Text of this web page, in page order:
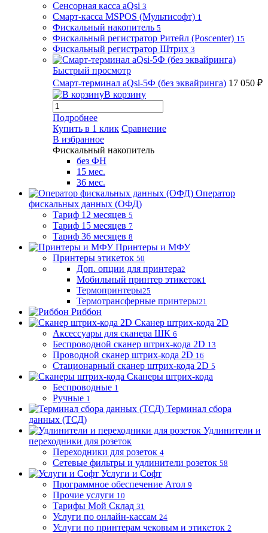
Сенсорная касса aQsi 3
Смарт-касса MSPOS (Мультисофт) 1
Фискальный накопитель 5
Фискальный регистратор Ритейл (Poscenter) 15
Фискальный регистратор Штрих 3
Быстрый просмотр
Смарт-терминал aQsi-5Ф (без эквайринга) 17 050 ₽
В корзину
Подробнее
Купить в 1 клик Сравнение
В избранное
Фискальный накопитель
без ФН
15 мес.
36 мес.
Оператор
фискальных данных (ОФД)
Тариф 12 месяцев 5
Тариф 15 месяцев 7
Тариф 36 месяцев 8
Принтеры и МФУ
Принтеры этикеток 50
Доп. опции для принтера2
Мобильный принтер этикеток1
Термопринтеры25
Термотрансферные принтеры21
Риббон
Сканер штрих-кода 2D
Аксессуары для сканера ШК 6
Беспроводной сканер штрих-кода 2D 13
Проводной сканер штрих-кода 2D 16
Стационарный сканер штрих-кода 2D 5
Сканеры штрих-кода
Беспроводные 1
Ручные 1
Терминал сбора
данных (ТСД)
Удлинители и
переходники для розеток
Переходники для розеток 4
Сетевые фильтры и удлинители розеток 58
Услуги и Софт
Программное обеспечение Атол 9
Прочие услуги 10
Тарифы Мой Склад 31
Услуги по онлайн-кассам 24
Услуги по принтерам чековым и этикеток 2